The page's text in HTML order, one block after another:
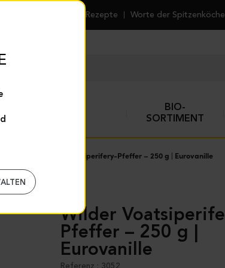
Rezepte Worte der Spitzenköche
BIO-
SORTIMENT
Wilder Voatsiperifery-Pfeffer – 250 g | Eurovanille
Wilder Voatsiperifery-
Pfeffer – 250 g |
Eurovanille